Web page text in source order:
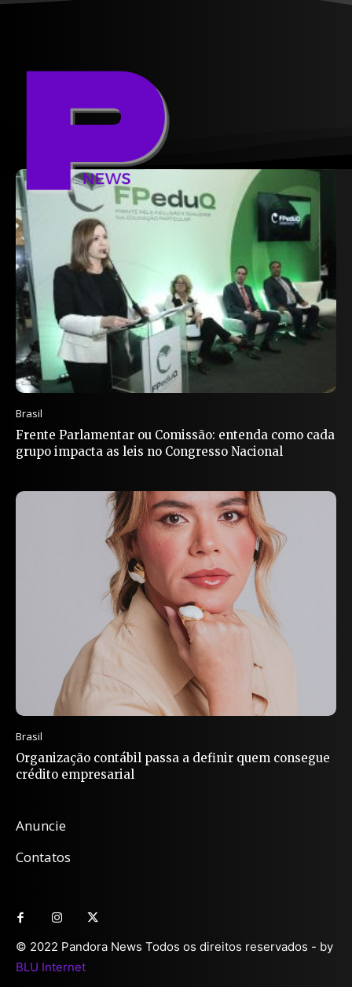
Brasil
Frente Parlamentar ou Comissão: entenda como cada
grupo impacta as leis no Congresso Nacional
Brasil
Organização contábil passa a definir quem consegue
crédito empresarial
Anuncie
Contatos
© 2022 Pandora News Todos os direitos reservados - by
BLU Internet